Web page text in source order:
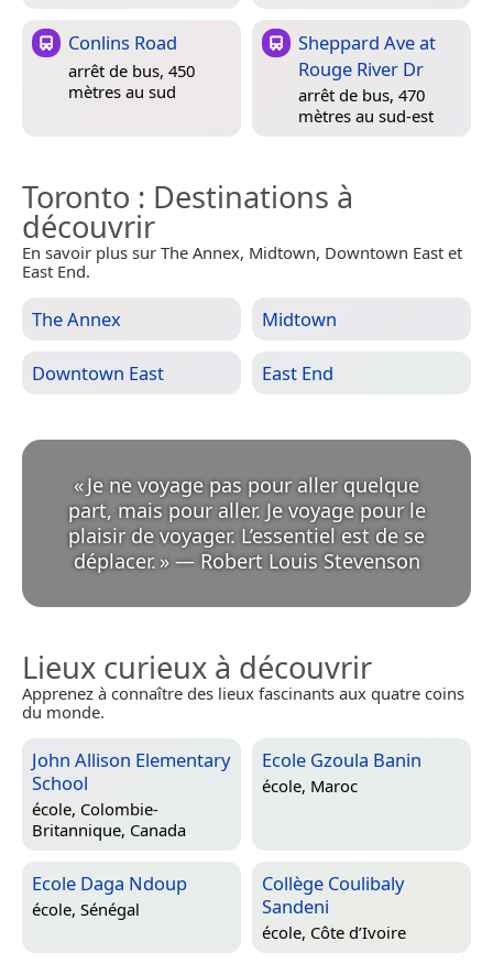
Conlins Road
arrêt de bus, 450
mètres au sud
Sheppard Ave at
Rouge River Dr
arrêt de bus, 470
mètres au sud-est
Toronto : Destinations à
découvrir
En savoir plus sur The Annex, Midtown, Downtown East et
East End.
The Annex Midtown
Downtown East East End
«Je ne voyage pas pour aller quelque
part, mais pour aller. Je voyage pour le
plaisir de voyager. L’essentiel est de se
déplacer. » — Robert Louis Stevenson
Lieux curieux à découvrir
Apprenez à connaître des lieux fascinants aux quatre coins
du monde.
John Allison Elementary
School
école, Colombie-
Britannique, Canada
Ecole Gzoula Banin
école, Maroc
Ecole Daga Ndoup
école, Sénégal
Collège Coulibaly
Sandeni
école, Côte d’Ivoire